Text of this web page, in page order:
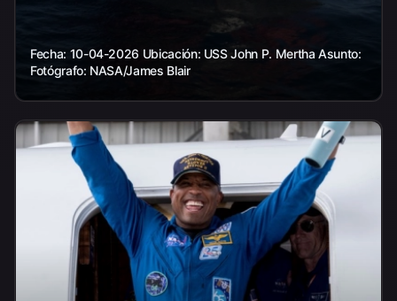
Fecha: 10-04-2026 Ubicación: USS John P. Mertha Asunto:
Fotógrafo: NASA/James Blair